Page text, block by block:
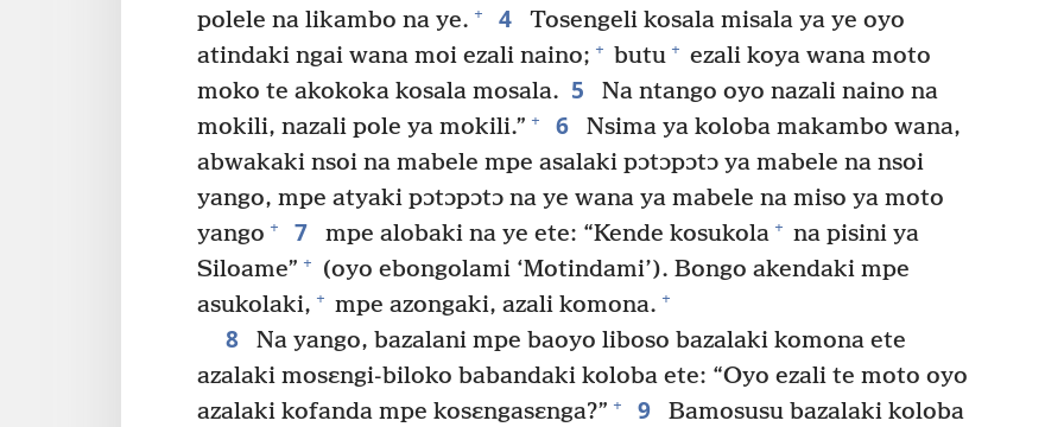
polele na likambo na ye. + 4
Tosengeli kosala misala ya ye oyo
atindaki ngai wana moi ezali naino; + butu + ezali koya wana moto
moko te akokoka kosala mosala. 5
Na ntango oyo nazali naino na
mokili, nazali pole ya mokili.” + 6
Nsima ya koloba makambo wana,
abwakaki nsoi na mabele mpe asalaki pɔtɔpɔtɔ ya mabele na nsoi
yango, mpe atyaki pɔtɔpɔtɔ na ye wana ya mabele na miso ya moto
yango + 7 mpe alobaki na ye ete: “Kende kosukola + na pisini ya
Siloame” +
(oyo ebongolami ‘Motindami’). Bongo akendaki mpe
asukolaki, + mpe azongaki, azali komona. +
8
Na yango, bazalani mpe baoyo liboso bazalaki komona ete
azalaki mosɛngi-biloko babandaki koloba ete: “Oyo ezali te moto oyo
azalaki kofanda mpe kosɛngasɛnga?” + 9
Bamosusu bazalaki koloba